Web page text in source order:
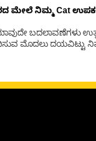
ಮೇಲೆ ನಿಮ್ಮ Cat
ಬದಲಾವಣೆಗಳು
ಮೊದಲು ದಯವಿಟ್ಟು